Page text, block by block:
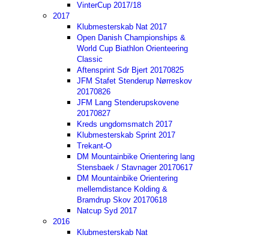
VinterCup 2017/18
2017
Klubmesterskab Nat 2017
Open Danish Championships &
World Cup Biathlon Orienteering
Classic
Aftensprint Sdr Bjert 20170825
JFM Stafet Stenderup Nørreskov
20170826
JFM Lang Stenderupskovene
20170827
Kreds ungdomsmatch 2017
Klubmesterskab Sprint 2017
Trekant-O
DM Mountainbike Orientering lang
Stensbaek / Stavnager 20170617
DM Mountainbike Orientering
mellemdistance Kolding &
Bramdrup Skov 20170618
Natcup Syd 2017
2016
Klubmesterskab Nat